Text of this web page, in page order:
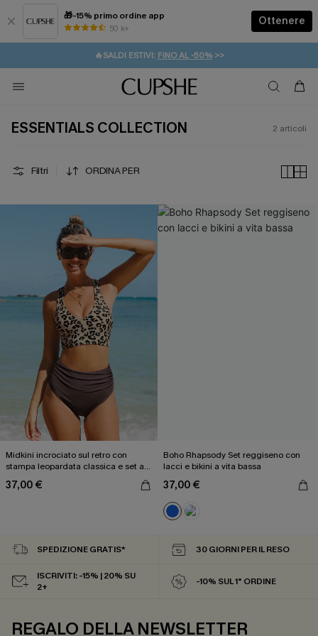
🎁-15% primo ordine app
50 k+
Ottenere
⚡️-15% SUGLI ESSENZIALI DA VACANZA | ACQUISTA
🔥SALDI ESTIVI: FINO AL -50%>>
🚚SPEDIZIONE GRATUITA DA 49€
💌REGALO PER I NUOVI: 20% DI SCONTO*
ESSENTIALS COLLECTION 2 articoli
Filtri ORDINA PER
Midkini incrociato sul retro con
stampa leopardata classica e set a
37,00 €
Boho Rhapsody Set reggiseno con
lacci e bikini a vita bassa
37,00 €
SPEDIZIONE GRATIS* 30 GIORNI PER IL RESO
ISCRIVITI: -15% | 20% SU
2+
-10% SUL 1° ORDINE
REGALO DELLA NEWSLETTER